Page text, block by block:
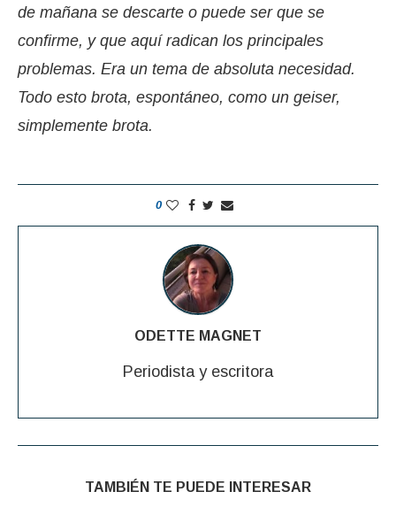
de mañana se descarte o puede ser que se
confirme, y que aquí radican los principales
problemas. Era un tema de absoluta necesidad.
Todo esto brota, espontáneo, como un geiser,
simplemente brota.
0
ODETTE MAGNET
Periodista y escritora
TAMBIÉN TE PUEDE INTERESAR